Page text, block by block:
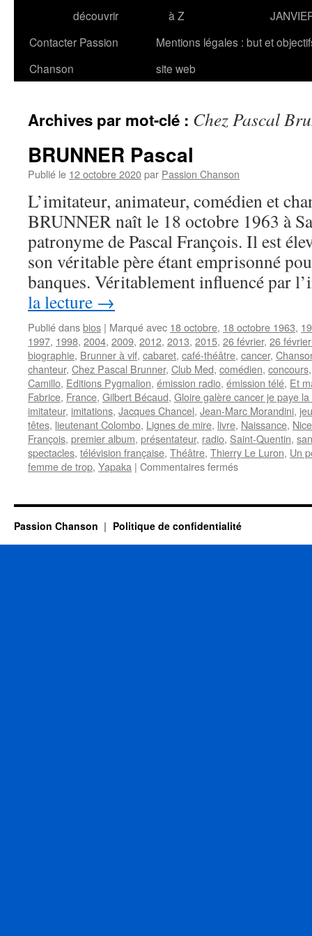
découvrir
à Z
Contacter Passion
Chanson
Mentions légales : but et
site web
Archives par mot-clé : Chez Pascal
BRUNNER Pascal
Publié le 12 octobre 2020par Passion Chanson
L’imitateur, animateur, comédien et
BRUNNER naît le 18 octobre 1963 à
patronyme de Pascal François. Il est
son véritable père étant emprisonné
banques. Véritablement influencé par
la lecture →
Publié dansbios | Marqué avec 18 octobre, 18 octobre 1963,
1997, 1998, 2004, 2009, 2012, 2013, 2015, 26 février, 26
biographie, Brunner à vif, cabaret, café-théâtre, cancer,
chanteur, Chez Pascal Brunner, Club Med, comédien, concours
Camillo, Editions Pygmalion, émission radio, émission télé, Et
Fabrice, France, Gilbert Bécaud, Gloire galère cancer je paye
imitateur, imitations, Jacques Chancel, Jean-Marc Morandini,
têtes, lieutenant Colombo, Lignes de mire, livre, Naissance, Nice
François, premier album, présentateur, radio, Saint-Quentin,
spectacles, télévision française, Théâtre, Thierry Le Luron, Un
femme de trop, Yapaka | Commentaires ferméssur
Passion Chanson Politique de confidentialité